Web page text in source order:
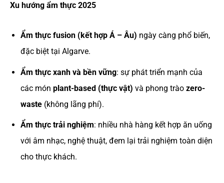
Xu hướng ẩm thực 2025
Ẩm thực fusion (kết hợp Á – Âu) ngày càng phổ biến,
đặc biệt tại Algarve.
Ẩm thực xanh và bền vững: sự phát triển mạnh của
các món plant-based (thực vật) và phong trào zero-
waste(không lãng phí).
Ẩm thực trải nghiệm: nhiều nhà hàng kết hợp ăn uống
với âm nhạc, nghệ thuật, đem lại trải nghiệm toàn diện
cho thực khách.